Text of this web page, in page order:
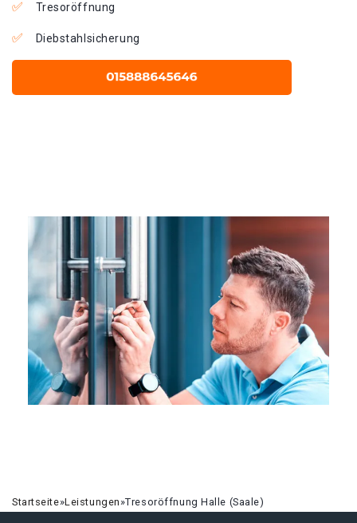
Tresoröffnung
Diebstahlsicherung
Startseite»Leistungen»Tresoröffnung Halle (Saale)